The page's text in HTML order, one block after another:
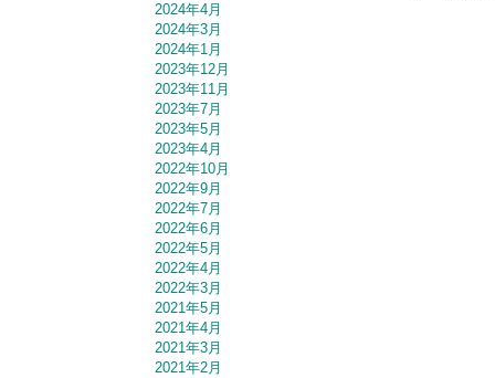
2024年4月
2024年3月
2024年1月
2023年12月
2023年11月
2023年7月
2023年5月
2023年4月
2022年10月
2022年9月
2022年7月
2022年6月
2022年5月
2022年4月
2022年3月
2021年5月
2021年4月
2021年3月
2021年2月